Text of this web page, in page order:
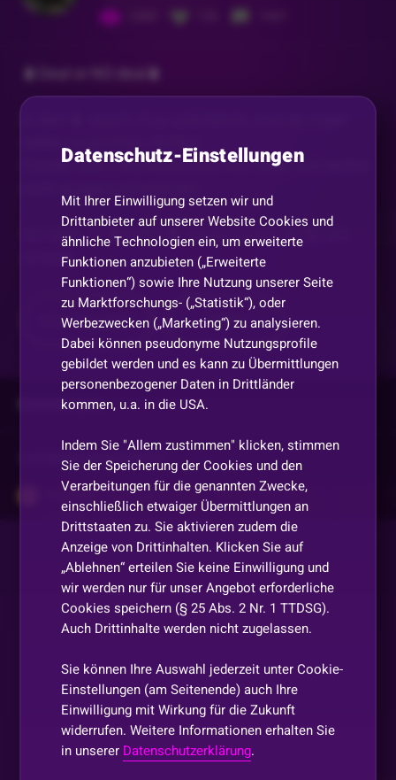
🧳Deal or NO deal🧳
selber aussuchen darfst ❗
Hoodie und T-Shirt sind nicht mit dabei und dürfen
nicht ausgesucht werden
Ich habe 12 🧳Koffer🧳 davon suchst du dir am
Anfang...
Mehr anzeigen Teilen
Kommentare
Vorherigeanzeigen
Pokergott•Vor 1 Jahr
Da
Zubreit90•Vor 1 Jahr
come on
Nordlicht •Vor 1 Jahr
oh ohne Zahl
Zubreit90•Vor 1 Jahr
geht doch
Datenschutz-Einstellungen
Mit Ihrer Einwilligung setzen wir und
Drittanbieter auf unserer Website Cookies und
ähnliche Technologien ein, um erweiterte
Funktionen anzubieten („Erweiterte
Funktionen“) sowie Ihre Nutzung unserer Seite
zu Marktforschungs- („Statistik“), oder
Werbezwecken („Marketing“) zu analysieren.
Dabei können pseudonyme Nutzungsprofile
gebildet werden und es kann zu Übermittlungen
personenbezogener Daten in Drittländer
kommen, u.a. in die USA.
Indem Sie "Allem zustimmen" klicken, stimmen
Sie der Speicherung der Cookies und den
Verarbeitungen für die genannten Zwecke,
einschließlich etwaiger Übermittlungen an
Drittstaaten zu. Sie aktivieren zudem die
Anzeige von Drittinhalten. Klicken Sie auf
„Ablehnen“ erteilen Sie keine Einwilligung und
wir werden nur für unser Angebot erforderliche
Cookies speichern (§ 25 Abs. 2 Nr. 1 TTDSG).
Auch Drittinhalte werden nicht zugelassen.
Sie können Ihre Auswahl jederzeit unter Cookie-
Einstellungen (am Seitenende) auch Ihre
Einwilligung mit Wirkung für die Zukunft
widerrufen. Weitere Informationen erhalten Sie
in unserer Datenschutzerklärung.